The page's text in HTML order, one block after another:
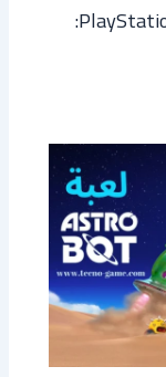
الفرق بين PlayStation 5 Pro و PlayStation 5: